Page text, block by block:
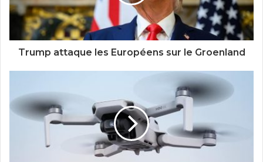
Trump attaque les Européens sur le Groenland